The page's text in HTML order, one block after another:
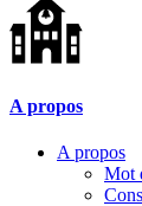
A propos
A propos
Mot